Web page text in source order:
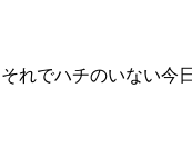
それでハチのいない今